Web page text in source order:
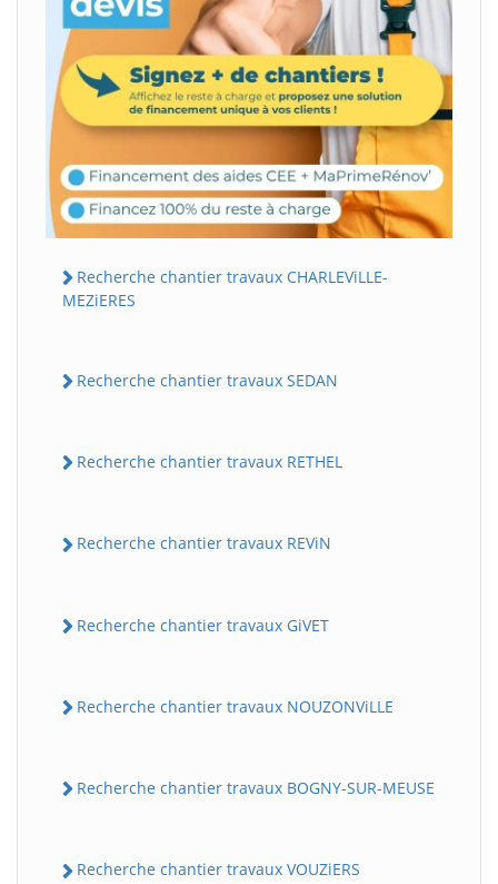
Recherche chantier travaux CHARLEViLLE-
MEZiERES
Recherche chantier travaux SEDAN
Recherche chantier travaux RETHEL
Recherche chantier travaux REViN
Recherche chantier travaux GiVET
Recherche chantier travaux NOUZONViLLE
Recherche chantier travaux BOGNY-SUR-MEUSE
Recherche chantier travaux VOUZiERS